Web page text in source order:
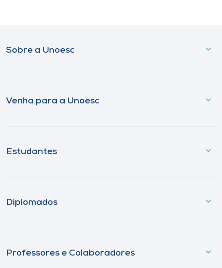
Sobre a Unoesc
Venha para a Unoesc
Estudantes
Diplomados
Professores e Colaboradores